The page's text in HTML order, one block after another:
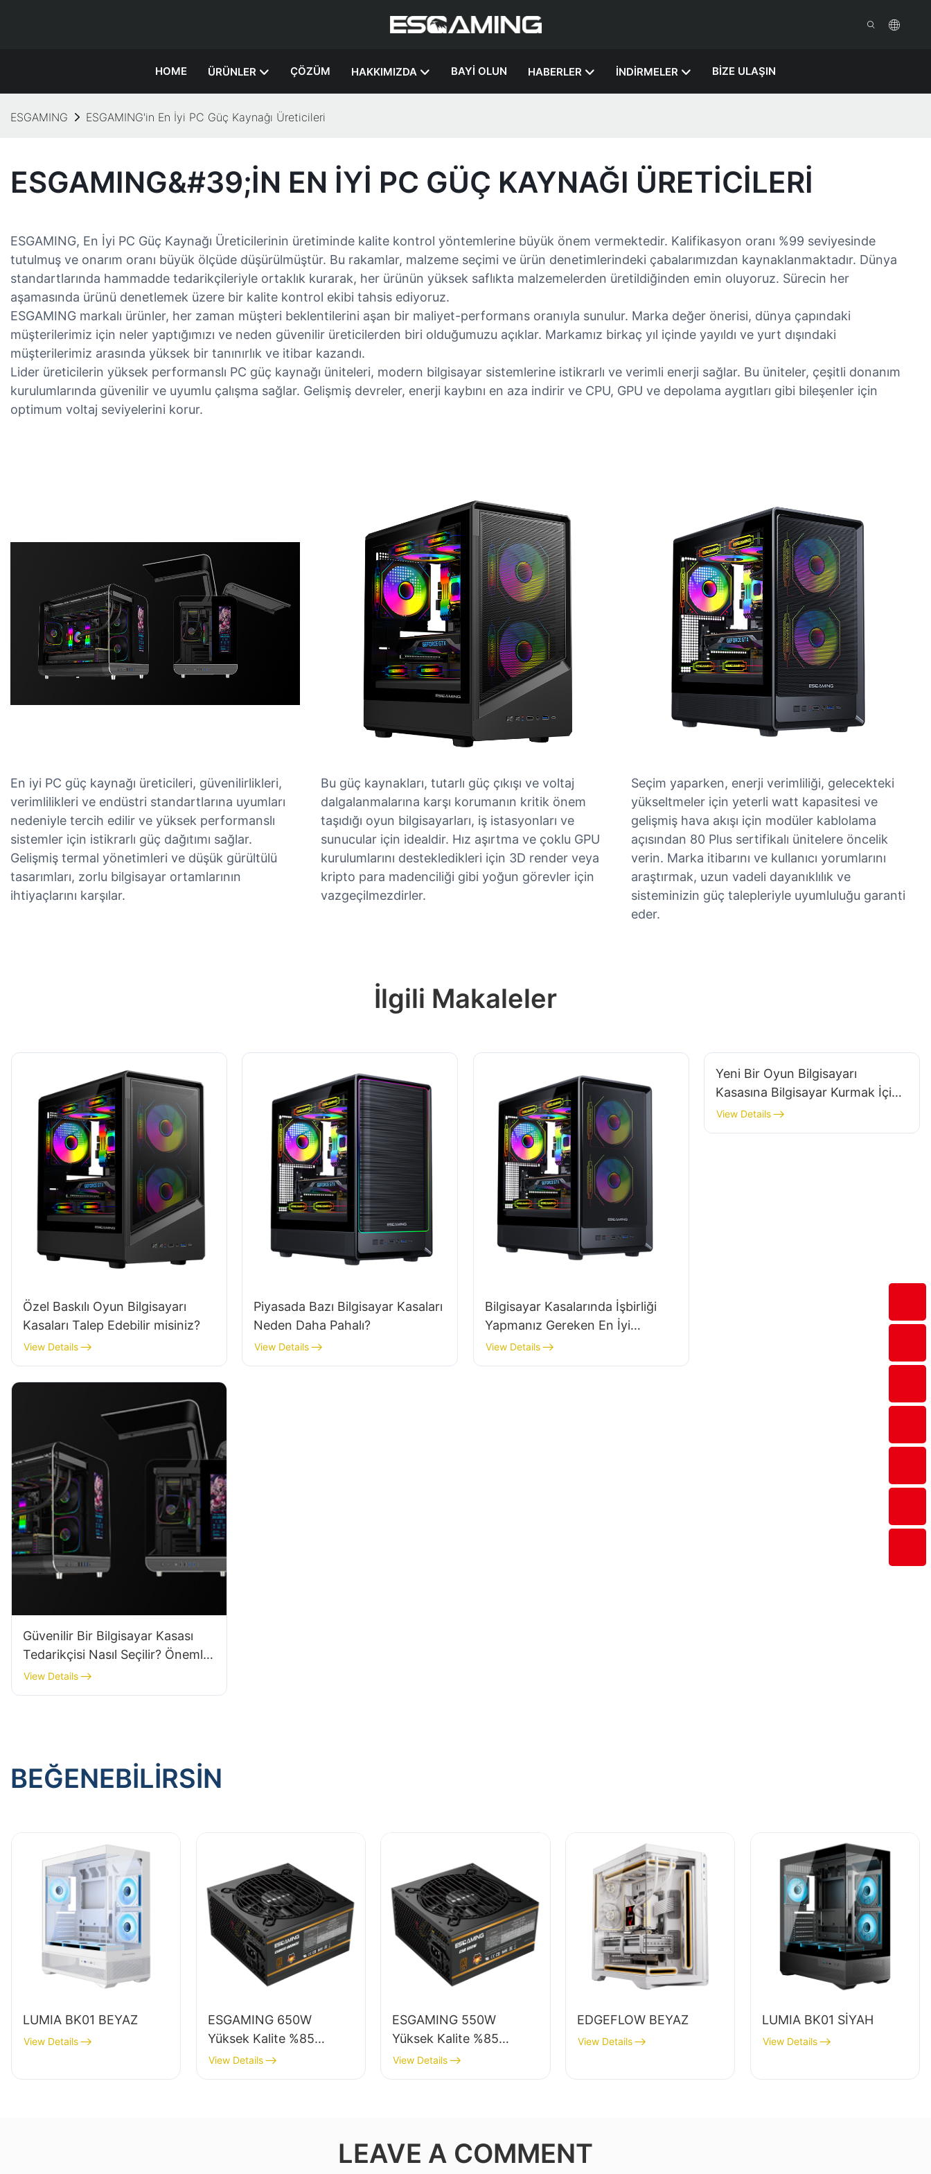
HOME ÜRÜNLER ÇÖZÜM HAKKIMIZDA BAYI OLUN HABERLER İNDİRMELER BIZE ULAŞIN
ESGAMING ESGAMING'in En İyi PC Güç Kaynağı Üreticileri
ESGAMING&#39;IN EN İYI PC GÜÇ KAYNAĞI ÜRETICILERI
ESGAMING, En İyi PC Güç Kaynağı Üreticilerinin üretiminde kalite kontrol yöntemlerine büyük önem vermektedir. Kalifikasyon oranı %99 seviyesinde
tutulmuş ve onarım oranı büyük ölçüde düşürülmüştür. Bu rakamlar, malzeme seçimi ve ürün denetimlerindeki çabalarımızdan kaynaklanmaktadır. Dünya
standartlarında hammadde tedarikçileriyle ortaklık kurarak, her ürünün yüksek saflıkta malzemelerden üretildiğinden emin oluyoruz. Sürecin her
aşamasında ürünü denetlemek üzere bir kalite kontrol ekibi tahsis ediyoruz.
ESGAMING markalı ürünler, her zaman müşteri beklentilerini aşan bir maliyet-performans oranıyla sunulur. Marka değer önerisi, dünya çapındaki
müşterilerimiz için neler yaptığımızı ve neden güvenilir üreticilerden biri olduğumuzu açıklar. Markamız birkaç yıl içinde yayıldı ve yurt dışındaki
müşterilerimiz arasında yüksek bir tanınırlık ve itibar kazandı.
Lider üreticilerin yüksek performanslı PC güç kaynağı üniteleri, modern bilgisayar sistemlerine istikrarlı ve verimli enerji sağlar. Bu üniteler, çeşitli donanım
kurulumlarında güvenilir ve uyumlu çalışma sağlar. Gelişmiş devreler, enerji kaybını en aza indirir ve CPU, GPU ve depolama aygıtları gibi bileşenler için
optimum voltaj seviyelerini korur.
En iyi PC güç kaynağı üreticileri, güvenilirlikleri,
verimlilikleri ve endüstri standartlarına uyumları
nedeniyle tercih edilir ve yüksek performanslı
sistemler için istikrarlı güç dağıtımı sağlar.
Gelişmiş termal yönetimleri ve düşük gürültülü
tasarımları, zorlu bilgisayar ortamlarının
ihtiyaçlarını karşılar.
Bu güç kaynakları, tutarlı güç çıkışı ve voltaj
dalgalanmalarına karşı korumanın kritik önem
taşıdığı oyun bilgisayarları, iş istasyonları ve
sunucular için idealdir. Hız aşırtma ve çoklu GPU
kurulumlarını destekledikleri için 3D render veya
kripto para madenciliği gibi yoğun görevler için
vazgeçilmezdirler.
Seçim yaparken, enerji verimliliği, gelecekteki
yükseltmeler için yeterli watt kapasitesi ve
gelişmiş hava akışı için modüler kablolama
açısından 80 Plus sertifikalı ünitelere öncelik
verin. Marka itibarını ve kullanıcı yorumlarını
araştırmak, uzun vadeli dayanıklılık ve
sisteminizin güç talepleriyle uyumluluğu garanti
eder.
İlgili Makaleler
Özel Baskılı Oyun Bilgisayarı
Kasaları Talep Edebilir misiniz?
View Details
Piyasada Bazı Bilgisayar Kasaları
Neden Daha Pahalı?
View Details
Bilgisayar Kasalarında İşbirliği
Yapmanız Gereken En İyi
Markalar
View Details
Yeni Bir Oyun Bilgisayarı
Kasasına Bilgisayar Kurmak İçin
Adım Adım Kılavuz
View Details
Güvenilir Bir Bilgisayar Kasası
Tedarikçisi Nasıl Seçilir? Önemli
İpuçları
View Details
BEĞENEBILIRSIN
LUMIA BK01 BEYAZ
View Details
ESGAMING 650W
Yüksek Kalite %85
Verimlilik Tam Modüler
80+ Bronze Masaüstü
View Details
ESGAMING 550W
Yüksek Kalite %85
Verimlilik 80+ Bronze
Masaüstü Bilgisayar Güç
View Details
EDGEFLOW BEYAZ
View Details
LUMIA BK01 SİYAH
View Details
LEAVE A COMMENT